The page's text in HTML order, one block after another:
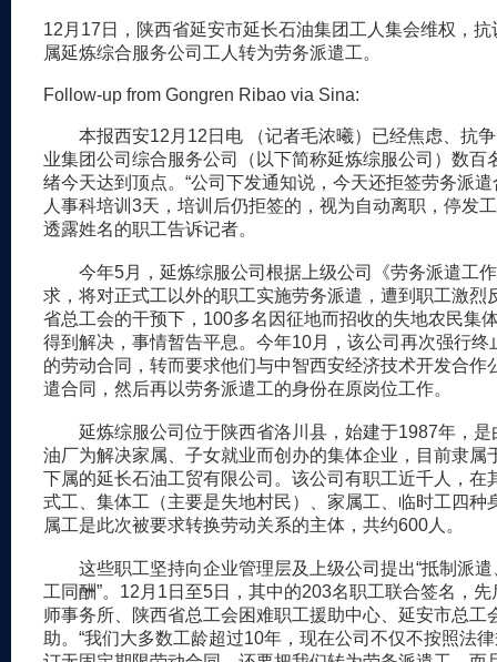
12月17日，陕西省延安市延长石油集团工人集会维权，
属延炼综合服务公司工人转为劳务派遣工。
Follow-up from Gongren Ribao via Sina:
本报西安12月12日电 （记者毛浓曦）已经焦虑、抗争
业集团公司综合服务公司（以下简称延炼综服公司）数百
绪今天达到顶点。“公司下发通知说，今天还拒签劳务派
人事科培训3天，培训后仍拒签的，视为自动离职，停发
透露姓名的职工告诉记者。
今年5月，延炼综服公司根据上级公司《劳务派遣工
求，将对正式工以外的职工实施劳务派遣，遭到职工激烈
省总工会的干预下，100多名因征地而招收的失地农民集
得到解决，事情暂告平息。今年10月，该公司再次强行终
的劳动合同，转而要求他们与中智西安经济技术开发合作
遣合同，然后再以劳务派遣工的身份在原岗位工作。
延炼综服公司位于陕西省洛川县，始建于1987年，是
油厂为解决家属、子女就业而创办的集体企业，目前隶属
下属的延长石油工贸有限公司。该公司有职工近千人，在
式工、集体工（主要是失地村民）、家属工、临时工四种
属工是此次被要求转换劳动关系的主体，共约600人。
这些职工坚持向企业管理层及上级公司提出“抵制派遣
工同酬”。12月1日至5日，其中的203名职工联合签名，
师事务所、陕西省总工会困难职工援助中心、延安市总工
助。“我们大多数工龄超过10年，现在公司不仅不按照法